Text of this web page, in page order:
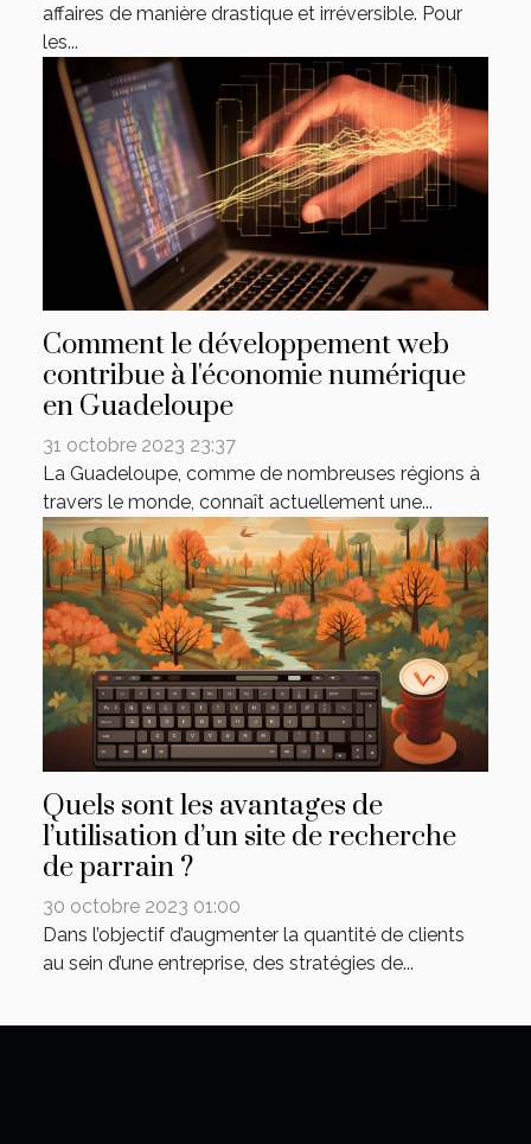
affaires de manière drastique et irréversible. Pour
les...
Comment le développement web
contribue à l'économie numérique
en Guadeloupe
31 octobre 2023 23:37
La Guadeloupe, comme de nombreuses régions à
travers le monde, connaît actuellement une...
Quels sont les avantages de
l’utilisation d’un site de recherche
de parrain ?
30 octobre 2023 01:00
Dans l’objectif d’augmenter la quantité de clients
au sein d’une entreprise, des stratégies de...